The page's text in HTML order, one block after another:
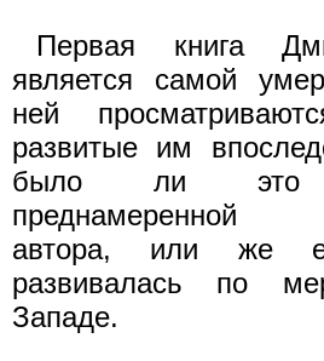
Первая книга
является самой
ней
развитые им
было ли это
преднамеренной
автора, или же
развивалась по
Западе.